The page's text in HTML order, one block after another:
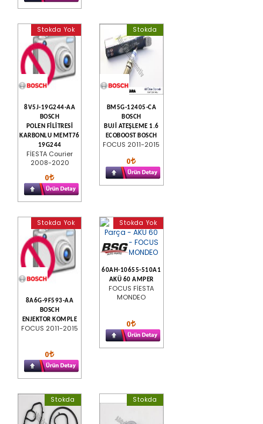
Stokda Yok
8V5J-19G244-AA
BOSCH
POLEN FİLİTRESİ
KARBONLU MEMT76
19G244
FİESTA Courier
2008-2020
0
Stokda
BM5G-12405-CA
BOSCH
BUJİ ATEŞLEME 1.6
ECOBOOST BOSCH
FOCUS 2011-2015
0
Stokda Yok
8A6G-9F593-AA
BOSCH
ENJEKTOR KOMPLE
FOCUS 2011-2015
0
Stokda Yok
60AH-10655-510A1
AKÜ 60 AMPER
FOCUS FİESTA
MONDEO
0
Stokda Stokda